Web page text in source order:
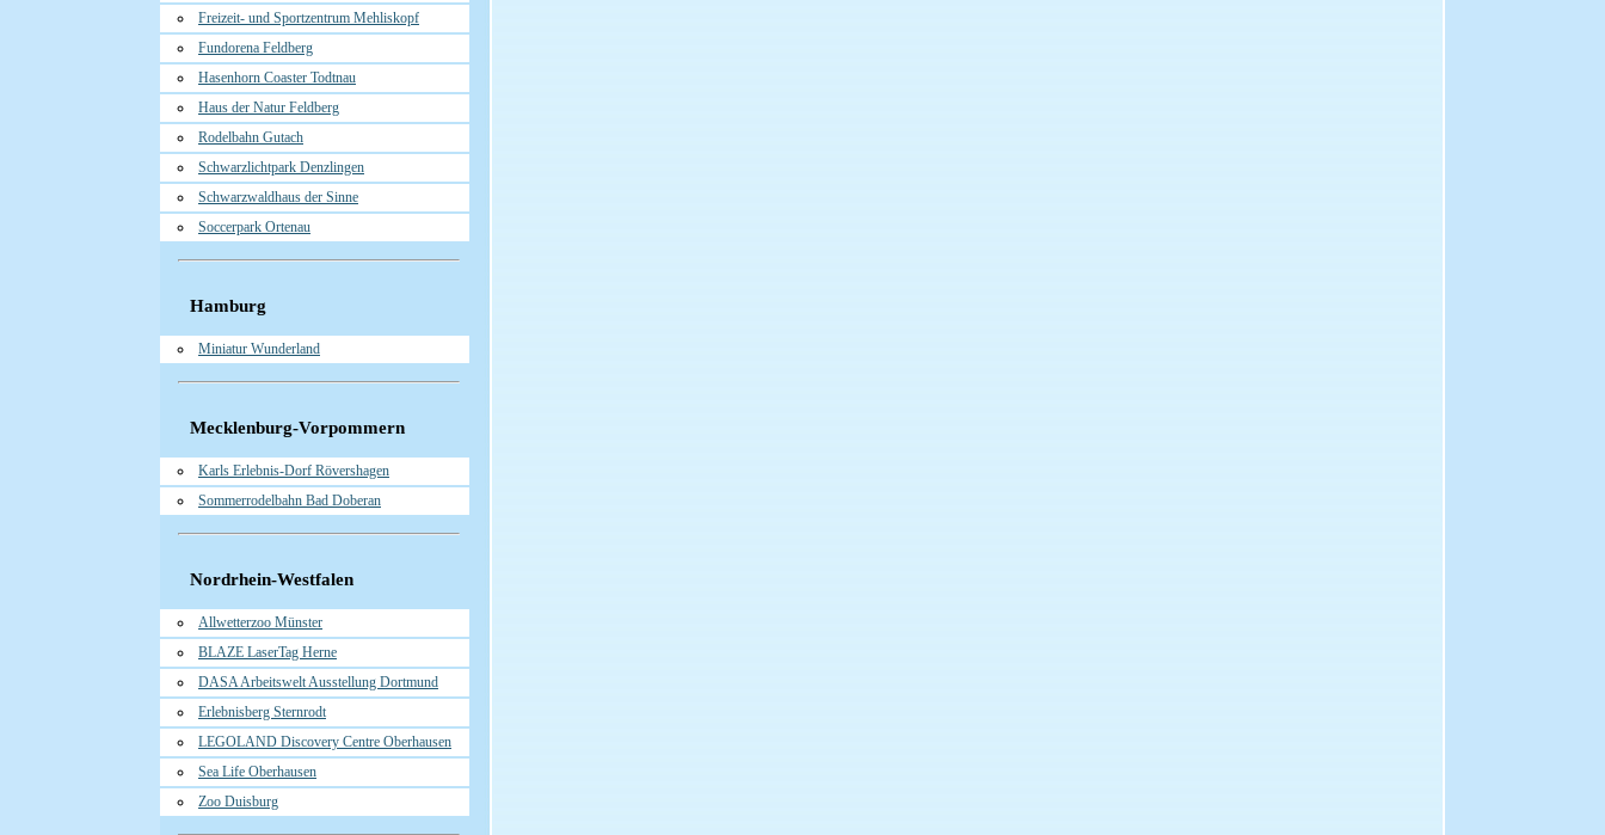
Freizeit- und Sportzentrum Mehliskopf
Fundorena Feldberg
Hasenhorn Coaster Todtnau
Haus der Natur Feldberg
Rodelbahn Gutach
Schwarzlichtpark Denzlingen
Schwarzwaldhaus der Sinne
Soccerpark Ortenau
Hamburg
Miniatur Wunderland
Mecklenburg-Vorpommern
Karls Erlebnis-Dorf Rövershagen
Sommerrodelbahn Bad Doberan
Nordrhein-Westfalen
Allwetterzoo Münster
BLAZE LaserTag Herne
DASA Arbeitswelt Ausstellung Dortmund
Erlebnisberg Sternrodt
LEGOLAND Discovery Centre Oberhausen
Sea Life Oberhausen
Zoo Duisburg